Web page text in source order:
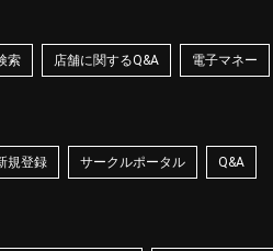
索 店舗に関するQ&A 電子マネー
規登録 サークルポータル Q&A